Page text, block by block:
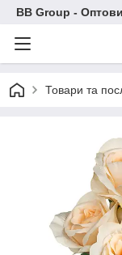
BB Group -
Товари та